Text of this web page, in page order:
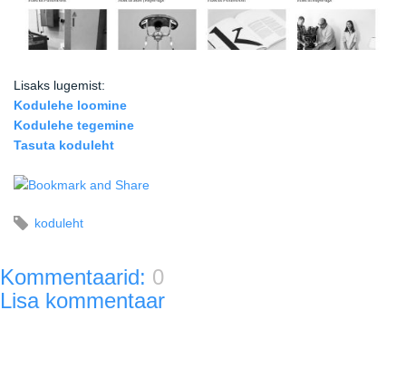
Lisaks lugemist:
Kodulehe loomine
Kodulehe tegemine
Tasuta koduleht
koduleht
Kommentaarid: 0
Lisa kommentaar